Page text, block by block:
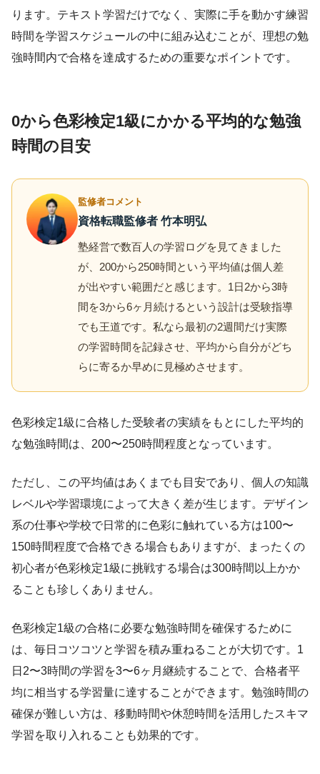
ります。テキスト学習だけでなく、実際に手を動かす練習
時間を学習スケジュールの中に組み込むことが、理想の勉
強時間内で合格を達成するための重要なポイントです。
0から色彩検定1級にかかる平均的な勉強
時間の目安
監修者コメント
資格転職監修者 竹本明弘
塾経営で数百人の学習ログを見てきました
が、200から250時間という平均値は個人差
が出やすい範囲だと感じます。1日2から3時
間を3から6ヶ月続けるという設計は受験指導
でも王道です。私なら最初の2週間だけ実際
の学習時間を記録させ、平均から自分がどち
らに寄るか早めに見極めさせます。
色彩検定1級に合格した受験者の実績をもとにした平均的
な勉強時間は、200〜250時間程度となっています。
ただし、この平均値はあくまでも目安であり、個人の知識
レベルや学習環境によって大きく差が生じます。デザイン
系の仕事や学校で日常的に色彩に触れている方は100〜
150時間程度で合格できる場合もありますが、まったくの
初心者が色彩検定1級に挑戦する場合は300時間以上かか
ることも珍しくありません。
色彩検定1級の合格に必要な勉強時間を確保するために
は、毎日コツコツと学習を積み重ねることが大切です。1
日2〜3時間の学習を3〜6ヶ月継続することで、合格者平
均に相当する学習量に達することができます。勉強時間の
確保が難しい方は、移動時間や休憩時間を活用したスキマ
学習を取り入れることも効果的です。